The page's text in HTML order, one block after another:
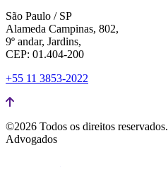
São Paulo / SP
Alameda Campinas, 802,
9º andar, Jardins,
CEP: 01.404-200
+55 11 3853-2022
©2026 Todos os direitos reservados.
Advogados